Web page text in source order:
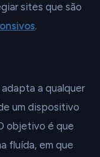
sites que são
.
a qualquer
um dispositivo
objetivo é que
fluída, em que